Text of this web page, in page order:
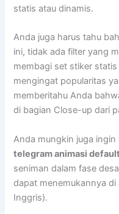
statis atau dinamis.
Anda juga harus tahu
ini, tidak ada filter yang
membagi set stiker
mengingat popularitas
memberitahu Anda
di bagian Close-up dari
Anda mungkin juga
telegram animasi default
seniman dalam fase
dapat menemukannya di
Inggris).